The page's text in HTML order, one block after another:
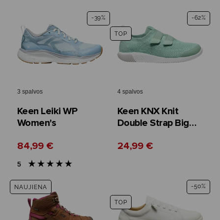
-39%
3 spalvos
Keen Leiki WP
Women's
84,99 €
5
-62%
TOP
4 spalvos
Keen KNX Knit
Double Strap Big
24,99 €
NAUJIENA -50%
TOP